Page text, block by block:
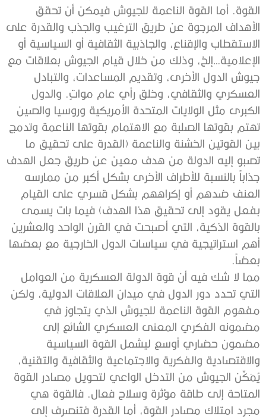
القوة. أما القوة الناعمة للجيوش فيمكن أن تحقق
الأهداف المرجوة عن طريق الترغيب والجذب والقدرة على
الاستقطاب والإقناع، والجاذبية الثقافية أو السياسية أو
الإعلامية…إلخ، وذلك من خلال قيام الجيوش بعلاقات مع
جيوش الدول الأخرى، وتقديم المساعدات، والتبادل
العسكري والثقافي، وخلق رأي عام مواتٍ. والدول
الكبرى مثل الولايات المتحدة الأمريكية وروسيا والصين
تهتم بقوتها الصلبة مع الاهتمام بقوتها الناعمة وتدمج
بين القوتين الخشنة والناعمة (القدرة على تحقيق ما
تصبو إليه الدولة من هدف معين عن طريق جعل الهدف
جذاباً بالنسبة للأطراف الأخرى بشكل أكبر من ممارسه
العنف ضدهم أو إكراههم بشكل قسري على القيام
بفعل يقود إلى تحقيق هذا الهدف) فيما بات يسمى
بالقوة الذكية، التي أصبحت في القرن الواحد والعشرين
أهم استراتيجية في سياسات الدول الخارجية مع بعضها
بعضاً.
مما لا شك فيه أن قوة الدولة العسكرية من العوامل
التي تحدد دور الدول في ميدان العلاقات الدولية، ولكن
مفهوم القوة الناعمة للجيوش الذي يتجاوز في
مضمونه الفكري المعنى العسكري الشائع إلى
مضمون حضاري أوسع ليشمل القوة السياسية
والاقتصادية والفكرية والاجتماعية والثقافية والتقنية،
يُمَكِّن الجيوش من التدخل الواعي لتحويل مصادر القوة
المتاحة إلى طاقة مؤثرة وسلاح فعال. فالقوة هي
مجرد امتلاك مصادر القوة، أما القدرة فتنصرف إلى